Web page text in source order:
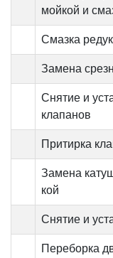
мойкой и
Смазка
Замена
Снятие и
клапанов
Притирка
Замена
кой
Снятие и
Переборка